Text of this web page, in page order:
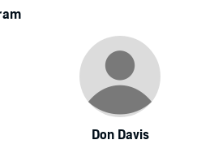
Don Davis